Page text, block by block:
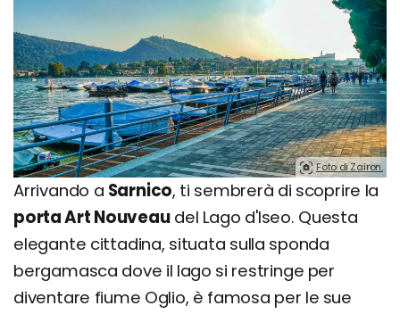
Foto di Zairon.
Arrivando a Sarnico, ti sembrerà di scoprire la
porta Art Nouveaudel Lago d'Iseo. Questa
elegante cittadina, situata sulla sponda
bergamasca dove il lago si restringe per
diventare fiume Oglio, è famosa per le sue